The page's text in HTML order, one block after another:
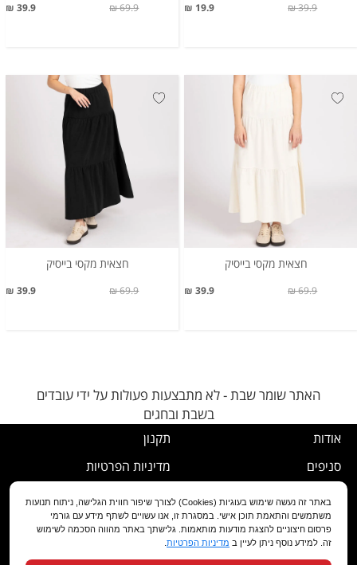
19.9 ₪ 39.9 ₪
39.9 ₪ 69.9 ₪
חצאית מקסי בייסיק
39.9 ₪ 69.9 ₪
חצאית מקסי בייסיק
39.9 ₪ 69.9 ₪
האתר שומר שבת - לא מתבצעות פעולות על ידי עובדים
בשבת ובחגים
אודות
סניפים
שירות לקוחות
מועדון לקוחות
תקנון
מדיניות הפרטיות
נוהל ביטול עסקה
מדיניות החלפה/החזרה/ביטול
הצהרת נגישות
באתר זה נעשה שימוש בעוגיות (Cookies) לצורך שיפור חווית הגלישה, ניתוח תנועות
משתמשים והתאמת תוכן אישי. במסגרת זו, אנו עשויים לשתף מידע עם גורמי
פרסום חיצוניים להצגת מודעות מותאמות. גלישתך באתר מהווה הסכמה לשימוש
זה. למידע נוסף ניתן לעיין ב מדיניות הפרטיות